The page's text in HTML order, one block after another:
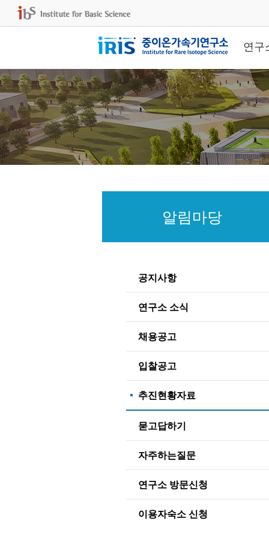
연구
알림마당
공지사항
연구소 소식
채용공고
입찰공고
추진현황자료
묻고답하기
자주하는질문
연구소 방문신청
이용자숙소 신청